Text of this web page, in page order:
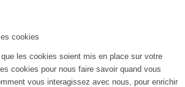
cookies
les cookies soient mis en place sur votre
cookies pour nous faire savoir quand vous
vous interagissez avec nous, pour enrichir